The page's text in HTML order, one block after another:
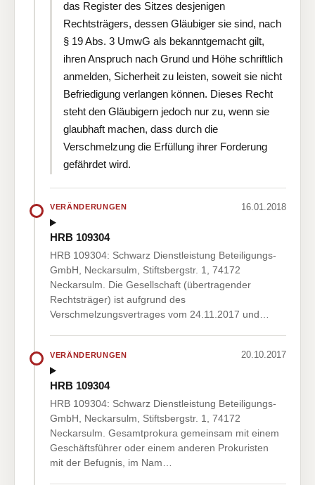
das Register des Sitzes desjenigen
Rechtsträgers, dessen Gläubiger sie sind, nach
§ 19 Abs. 3 UmwG als bekanntgemacht gilt,
ihren Anspruch nach Grund und Höhe schriftlich
anmelden, Sicherheit zu leisten, soweit sie nicht
Befriedigung verlangen können. Dieses Recht
steht den Gläubigern jedoch nur zu, wenn sie
glaubhaft machen, dass durch die
Verschmelzung die Erfüllung ihrer Forderung
gefährdet wird.
VERÄNDERUNGEN 16.01.2018
HRB 109304
HRB 109304: Schwarz Dienstleistung Beteiligungs-
GmbH, Neckarsulm, Stiftsbergstr. 1, 74172
Neckarsulm. Die Gesellschaft (übertragender
Rechtsträger) ist aufgrund des
Verschmelzungsvertrages vom 24.11.2017 und…
VERÄNDERUNGEN 20.10.2017
HRB 109304
HRB 109304: Schwarz Dienstleistung Beteiligungs-
GmbH, Neckarsulm, Stiftsbergstr. 1, 74172
Neckarsulm. Gesamtprokura gemeinsam mit einem
Geschäftsführer oder einem anderen Prokuristen
mit der Befugnis, im Nam…